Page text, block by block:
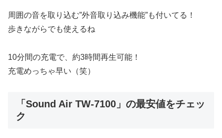
周囲の音を取り込む”外音取り込み機能”も付いてる！
歩きながらでも使えるね
10分間の充電で、約3時間再生可能！
充電めっちゃ早い（笑）
「Sound Air TW-7100」の最安値をチェッ
ク